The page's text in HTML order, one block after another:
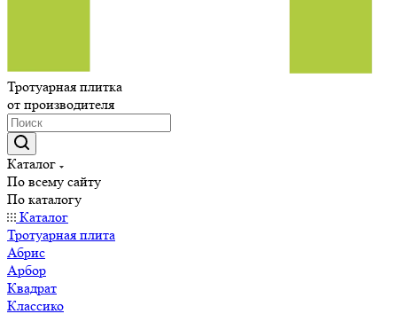
Тротуарная плитка
от производителя
Каталог
По всему сайту
По каталогу
Каталог
Тротуарная плита
Абрис
Арбор
Квадрат
Классико